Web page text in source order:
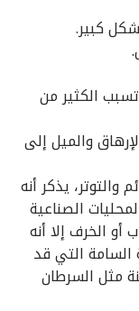
كبير.
الكثير من
والميل إلى
والتوتر، يذكر أنه
الصناعية
أو الخرف إلا أنه
السامة التي قد
مثل السرطان